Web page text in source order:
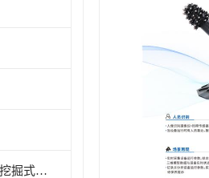
履带式扒渣机（挖掘式装载机）